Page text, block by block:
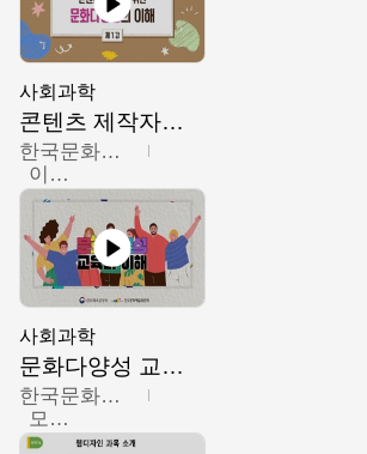
사회과학
콘텐츠 제작자를 위한 문화다양성의 이해
한국문화예술교육진흥원
이성민
사회과학
문화다양성 교육의 이해
한국문화예술교육진흥원
모경환,성상환,정문성